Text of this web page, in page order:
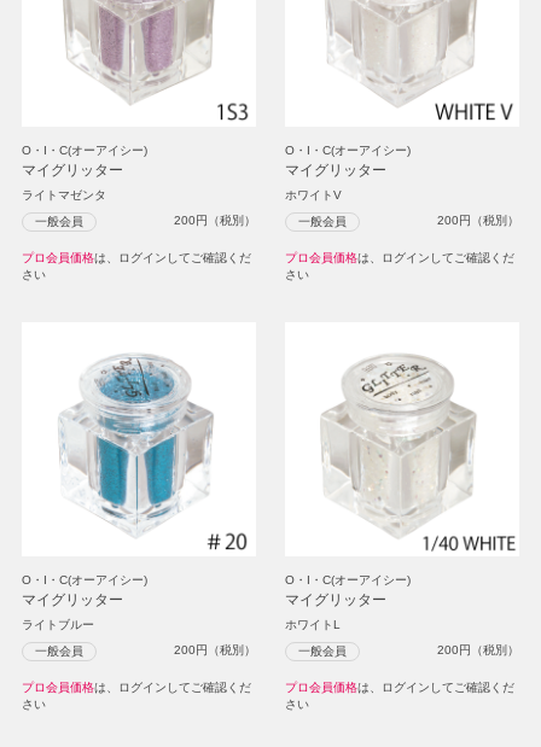
O・I・C(オーアイシー)
マイグリッター
ライトマゼンタ
一般会員 200円（税別）
プロ会員価格は、ログインしてご確認くだ
さい
O・I・C(オーアイシー)
マイグリッター
ホワイトV
一般会員 200円（税別）
プロ会員価格は、ログインしてご確認くだ
さい
O・I・C(オーアイシー)
マイグリッター
ライトブルー
一般会員 200円（税別）
プロ会員価格は、ログインしてご確認くだ
さい
O・I・C(オーアイシー)
マイグリッター
ホワイトL
一般会員 200円（税別）
プロ会員価格は、ログインしてご確認くだ
さい